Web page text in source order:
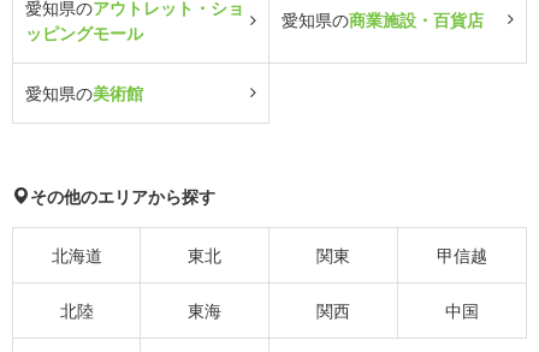
愛知県のアウトレット・ショ
ッピングモール
愛知県の商業施設・百貨店
愛知県の美術館
その他のエリアから探す
北海道 東北 関東 甲信越
北陸 東海 関西 中国